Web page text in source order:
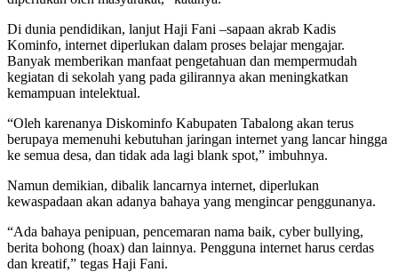
Di dunia pendidikan, lanjut Haji Fani –sapaan akrab Kadis
Kominfo, internet diperlukan dalam proses belajar mengajar.
Banyak memberikan manfaat pengetahuan dan mempermudah
kegiatan di sekolah yang pada gilirannya akan meningkatkan
kemampuan intelektual.
“Oleh karenanya Diskominfo Kabupaten Tabalong akan terus
berupaya memenuhi kebutuhan jaringan internet yang lancar hingga
ke semua desa, dan tidak ada lagi blank spot,” imbuhnya.
Namun demikian, dibalik lancarnya internet, diperlukan
kewaspadaan akan adanya bahaya yang mengincar penggunanya.
“Ada bahaya penipuan, pencemaran nama baik, cyber bullying,
berita bohong (hoax) dan lainnya. Pengguna internet harus cerdas
dan kreatif,” tegas Haji Fani.